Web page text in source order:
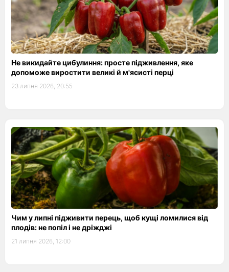
Не викидайте цибулиння: просте підживлення, яке
допоможе виростити великі й м'ясисті перці
23 липня 2026, 20:55
Чим у липні підживити перець, щоб кущі ломилися від
плодів: не попіл і не дріжджі
21 липня 2026, 12:00